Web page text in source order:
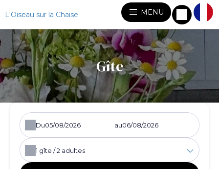
L'Oiseau sur la Chaise MENU
Gîte
Du au
1 gîte /2 adultes